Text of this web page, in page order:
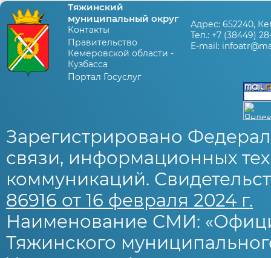
Тяжинский
муниципальный округ
Контакты
Правительство
Кемеровской области -
Кузбасса
Портал Госуслуг
Адрес: 652240,
Тел.: +7 (38449)
E-mail:
Зарегистрировано
связи, информационных
коммуникаций.
86916 от 16 февраля 2024 г.
Наименование СМИ:
Тяжинского